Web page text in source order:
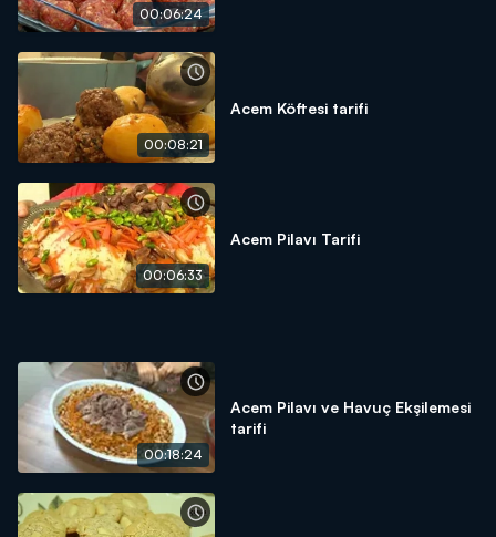
00:06:24
00:08:21
Acem Köftesi tarifi
00:06:33
Acem Pilavı Tarifi
00:18:24
Acem Pilavı ve Havuç Ekşilemesi
tarifi